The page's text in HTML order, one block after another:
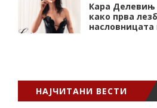
Кара Делевињ
како прва
насловницата
НАЈЧИТАНИ ВЕСТИ